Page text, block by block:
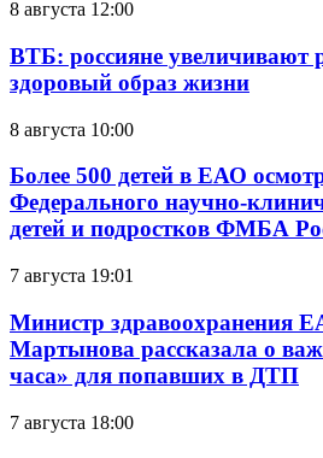
8 августа 12:00
ВТБ: россияне увеличивают
здоровый образ жизни
8 августа 10:00
Более 500 детей в ЕАО
Федерального научно-
детей и подростков ФМБА
7 августа 19:01
Министр здравоохранения
Мартынова рассказала о
часа» для попавших в ДТП
7 августа 18:00